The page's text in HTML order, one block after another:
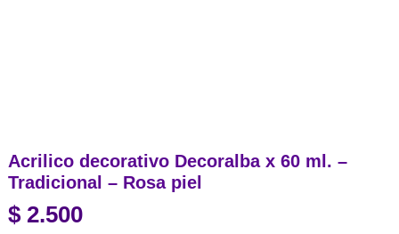
Acrilico decorativo Decoralba x 60 ml. –
Tradicional – Rosa piel
$ 2.500